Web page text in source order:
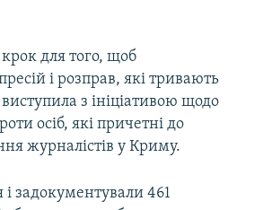
для того, щоб
і розправ, які тривають
з ініціативою щодо
осіб, які причетні до
журналістів у Криму.
задокументували 461